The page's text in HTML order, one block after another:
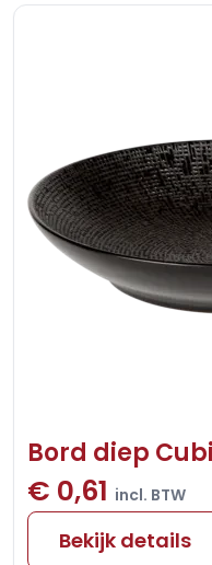
Bord diep
€ 0,61 incl. BTW
Bekijk details